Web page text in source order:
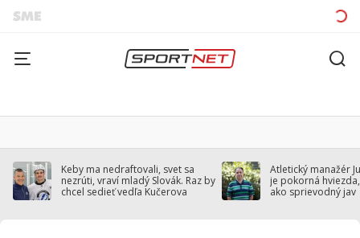
Keby ma nedraftovali, svet sa
nezrúti, vraví mladý Slovák. Raz by
chcel sedieť vedľa Kučerova
Atletický manažér
je pokorná
ako sprievodný jav